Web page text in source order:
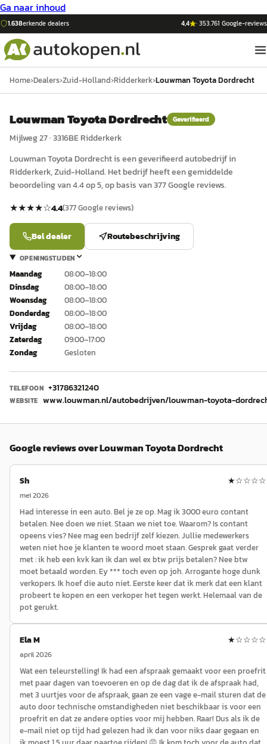
Ga naar inhoud
1.638erkende dealers 4,4 ·353.761 Google-reviews
Home›Dealers›Zuid-Holland›Ridderkerk›Louwman Toyota Dordrecht
Louwman Toyota Dordrecht Geverifieerd
Mijlweg 27·3316BERidderkerk
Louwman Toyota Dordrechtis eengeverifieerdautobedrijf in
Ridderkerk, Zuid-Holland. Het bedrijf heeft een gemiddelde
beoordeling van 4.4 op 5, op basis van 377 Google reviews.
★★★★☆4.4(377Google reviews)
Bel dealer Routebeschrijving
OPENINGSTIJDEN
Maandag
08:00–18:00
Dinsdag
08:00–18:00
Woensdag
08:00–18:00
Donderdag
08:00–18:00
Vrijdag
08:00–18:00
Zaterdag
09:00–17:00
Zondag
Gesloten
TELEFOON +31786321240
WEBSITE www.louwman.nl/autobedrijven/louwman-toyota-
Google reviews overLouwman Toyota Dordrecht
Sh
mei 2026
★☆☆☆☆
Had interesse in een auto. Bel je ze op. Mag ik 3000 euro contant
betalen. Nee doen we niet. Staan we niet toe. Waarom? Is contant
opeens vies? Nee mag een bedrijf zelf kiezen. Jullie medewerkers
weten niet hoe je klanten te woord moet staan. Gesprek gaat verder
met : ik heb een kvk kan ik dan wel ex btw prijs betalen? Nee btw
moet betaald worden. Ey *** toch even op joh. Arrogante hoge dunk
verkopers. Ik hoef die auto niet. Eerste keer dat ik merk dat een klant
probeert te kopen en een verkoper het tegen werkt. Helemaal van de
pot gerukt.
Ela M
april 2026
★☆☆☆☆
Wat een teleurstelling! Ik had een afspraak gemaakt voor een proefrit
met paar dagen van toevoeren en op de dag dat ik de afspraak had,
met 3 uurtjes voor de afspraak, gaan ze een vage e-mail sturen dat de
auto door technische omstandigheden niet beschikbaar is voor een
proefrit en dat ze andere opties voor mij hebben. Raar! Dus als ik de
e-mail niet op tijd had gelezen had ik dan voor niks daar gegaan en